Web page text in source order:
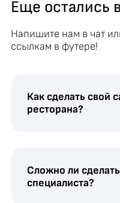
Еще остались
Напишите нам в чат
ссылкам в футере!
Как сделать свой
ресторана?
Сложно ли
специалиста?